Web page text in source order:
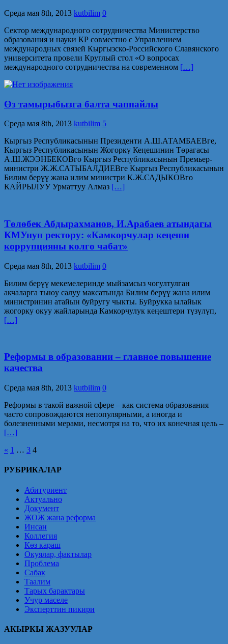
Среда мая 8th, 2013 kutbilim 0
Сектор международного сотрудничества Министерство
образования и науки КР совместно с Управлением
международных связей Кыргызско-Российского Славянского
университета провели Круглый стол «О вопросах
международного сотрудничества на современном […]
Өз тамырыбызга балта чаппайлы
Среда мая 8th, 2013 kutbilim 5
Кыргыз Республикасынын Президенти А.Ш.АТАМБАЕВге,
Кыргыз Республикасынын Жогорку Кеңешинин Төрагасы
А.Ш.ЖЭЭНБЕКОВго Кыргыз Республикасынын Премьер-
министри Ж.Ж.САТЫБАЛДИЕВге Кыргыз Республикасынын
Билим берүү жана илим министри К.Ж.САДЫКОВго
КАЙРЫЛУУ Урматтуу Алмаз […]
Төлөбек Абдырахманов, И.Арабаев атындагы
КМУнун ректору: «Камкорчулар кеңеши
коррупцияны колго чабат»
Среда мая 8th, 2013 kutbilim 0
Билим берүү мекемелеринде мыйзамсыз чогултулган
акчаларга тыюу салуу максатында Билим берүү жана илим
министринин атайын буйругу чыкты. Буйрукка ылайык
жогорку окуу жайларында Камкорчулук кеңештери түзүлүп,
[…]
Реформы в образовании – главное повышение
качества
Среда мая 8th, 2013 kutbilim 0
Реформы в такой важной сфере – как система образования
часто сопровождаются непопулярными, а иногда и
болезненными мерами, несмотря на то, что их конечная цель –
[…]
Навигация
по
« 1 … 3 4
РУБРИКАЛАР
Абитуриент
Актуально
Документ
ЖОЖ жана реформа
Инсан
Коллегия
Көз караш
Окуялар, фактылар
Проблема
Сабак
Таалим
Тарых барактары
Учур маселе
Эксперттин пикири
АКЫРКЫ ЖАЗУУЛАР